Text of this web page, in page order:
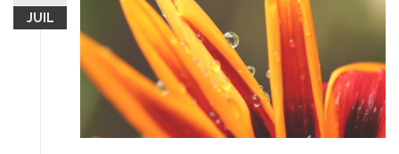
JUIL